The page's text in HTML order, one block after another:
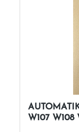
W107 W108